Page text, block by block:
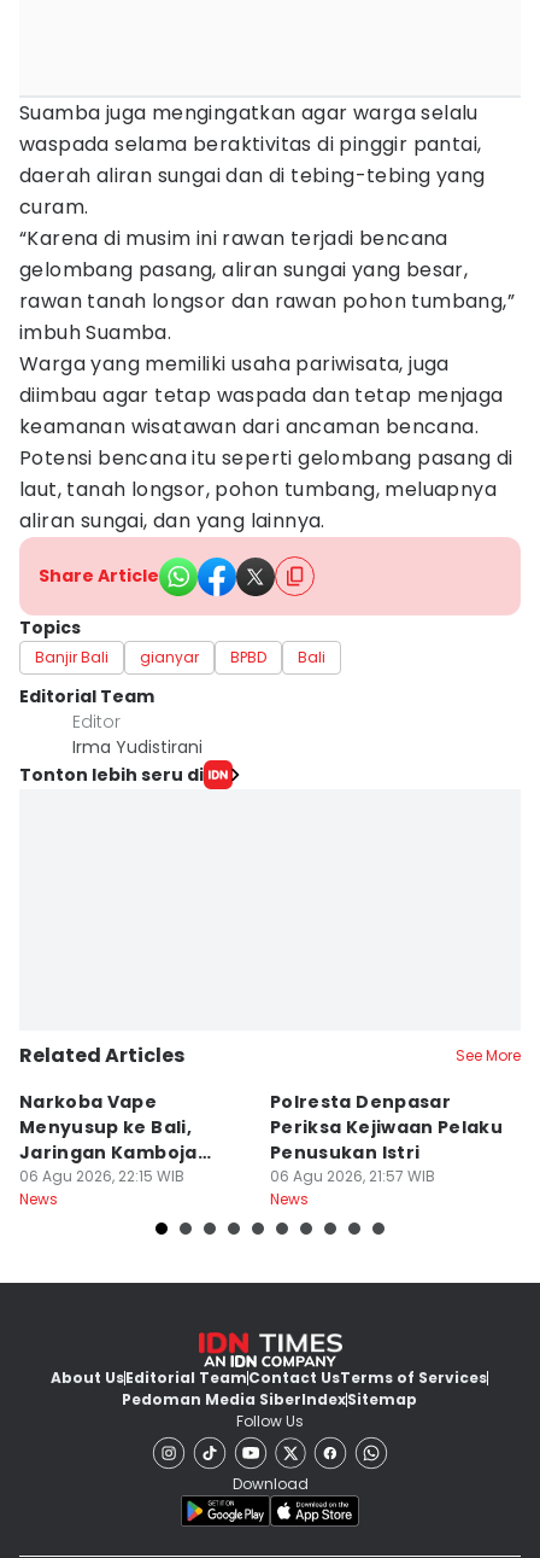
Suamba juga mengingatkan agar warga selalu
waspada selama beraktivitas di pinggir pantai,
daerah aliran sungai dan di tebing-tebing yang
curam.
“Karena di musim ini rawan terjadi bencana
gelombang pasang, aliran sungai yang besar,
rawan tanah longsor dan rawan pohon tumbang,”
imbuh Suamba.
Warga yang memiliki usaha pariwisata, juga
diimbau agar tetap waspada dan tetap menjaga
keamanan wisatawan dari ancaman bencana.
Potensi bencana itu seperti gelombang pasang di
laut, tanah longsor, pohon tumbang, meluapnya
aliran sungai, dan yang lainnya.
Share Article
Topics
Banjir Bali gianyar BPBD Bali
Editorial Team
Editor
Irma Yudistirani
Tonton lebih seru di
Related Articles See More
Narkoba Vape
Menyusup ke Bali,
Jaringan Kamboja
Terbongkar
06 Agu 2026, 22:15 WIB
News
Polresta Denpasar
Periksa Kejiwaan Pelaku
Penusukan Istri
06 Agu 2026, 21:57 WIB
News
About UsEditorial TeamContact UsTerms of Services
Pedoman Media SiberIndexSitemap
Follow Us
Download